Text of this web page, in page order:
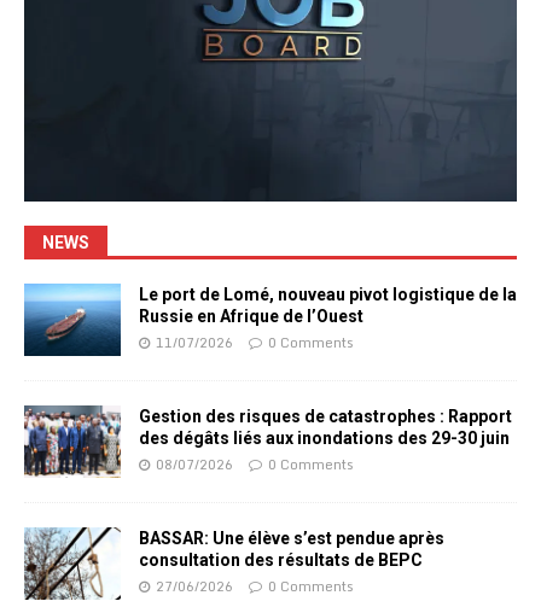
NEWS
Le port de Lomé, nouveau pivot logistique de la
Russie en Afrique de l’Ouest
11/07/2026 0 Comments
Gestion des risques de catastrophes : Rapport
des dégâts liés aux inondations des 29-30 juin
08/07/2026 0 Comments
BASSAR: Une élève s’est pendue après
consultation des résultats de BEPC
27/06/2026 0 Comments